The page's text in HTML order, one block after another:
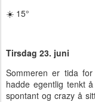
☀️ 15°
Tirsdag 23. juni
Sommeren er tida
hadde egentlig tenkt
spontant og crazy å